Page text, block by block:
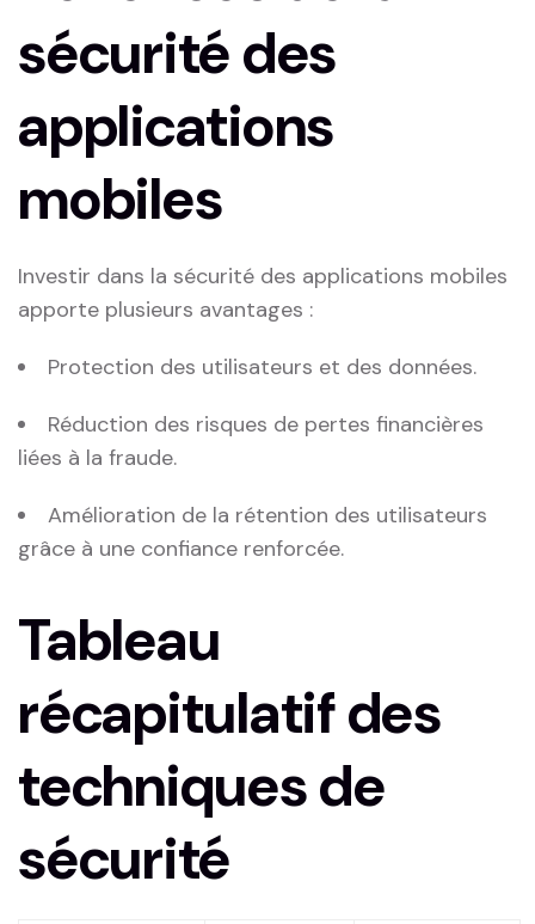
sécurité des
applications
mobiles
Investir‌ dans la sécurité des applications mobiles
apporte plusieurs avantages :
Protection des utilisateurs et des données.
Réduction des risques de pertes ⁣financières
liées à la fraude.
Amélioration de la rétention des utilisateurs
grâce à une confiance‌ renforcée.
Tableau
récapitulatif des⁤
techniques​ de
sécurité